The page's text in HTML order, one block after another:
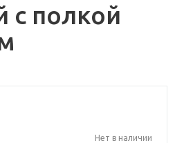
с полкой
Нет в наличии